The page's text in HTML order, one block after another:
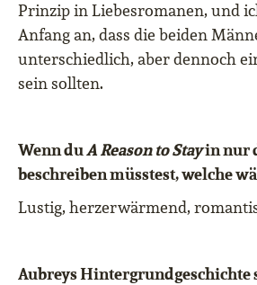
Prinzip in Liebesromanen, und
Anfang an, dass die beiden
unterschiedlich, aber dennoch
sein sollten.
Wenn duA Reason to Stayin nur
beschreiben müsstest, welche
Lustig, herzerwärmend,
Aubreys Hintergrundgeschichte